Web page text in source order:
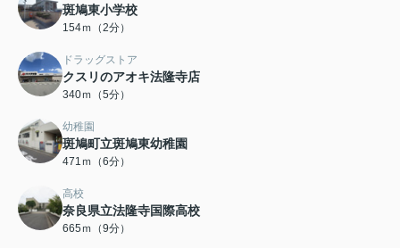
斑鳩東小学校
154ｍ（2分）
ドラッグストア
クスリのアオキ法隆寺店
340ｍ（5分）
幼稚園
斑鳩町立斑鳩東幼稚園
471ｍ（6分）
高校
奈良県立法隆寺国際高校
665ｍ（9分）